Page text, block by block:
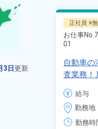
3日更新
未読
3日
経験
齢の
品
岡県
円
河区
正社員 ※
お仕事No.
01
自動車の
査業務！
付きワ
会社負担
＆業績賞
可！無料
給与
勤務地
勤務時